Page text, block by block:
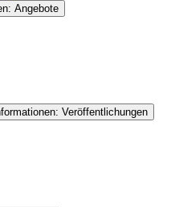
Angebote
Veröffentlichungen